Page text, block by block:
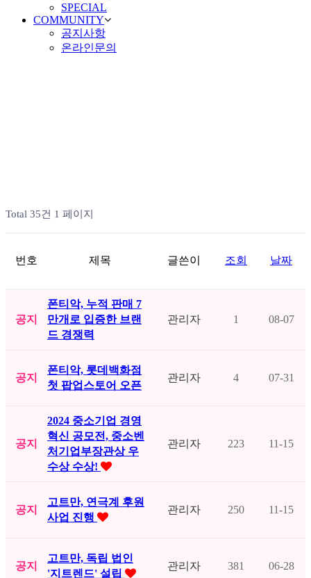
SPECIAL
COMMUNITY
공지사항
온라인문의
Total 35건 1 페이지
번호 제목 글쓴이 조회 날짜
공지
폰티악, 누적 판매 7
만개로 입증한 브랜
드 경쟁력
관리자 1 08-07
공지
폰티악, 롯데백화점
첫 팝업스토어 오픈
관리자 4 07-31
공지
2024 중소기업 경영
혁신 공모전, 중소벤
처기업부장관상 우
수상 수상!
관리자 223 11-15
공지
고트만, 연극계 후원
사업 진행
관리자 250 11-15
공지
고트만, 독립 법인
'지트렌드' 설립
관리자 381 06-28